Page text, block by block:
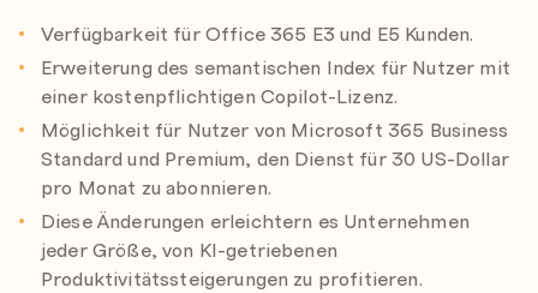
Verfügbarkeit für Office 365 E3 und E5 Kunden.
Erweiterung des semantischen Index für Nutzer mit
einer kostenpflichtigen Copilot-Lizenz.
Möglichkeit für Nutzer von Microsoft 365 Business
Standard und Premium, den Dienst für 30 US-Dollar
pro Monat zu abonnieren.
Diese Änderungen erleichtern es Unternehmen
jeder Größe, von KI-getriebenen
Produktivitätssteigerungen zu profitieren.